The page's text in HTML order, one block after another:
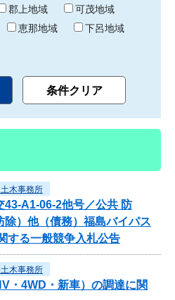
郡上地域
可茂地域
恵那地域
下呂地域
木事務所
43-A1-06-2他号／公共 防
除）他（債務）福島バイパス
する一般競争入札公告
木事務所
・4WD・新車）の調達に関